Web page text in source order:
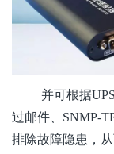
并可根据
过邮件、SNMP-
排除故障隐患，